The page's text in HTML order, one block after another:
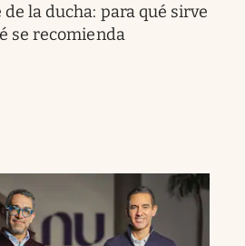
de la ducha: para qué sirve
se recomienda